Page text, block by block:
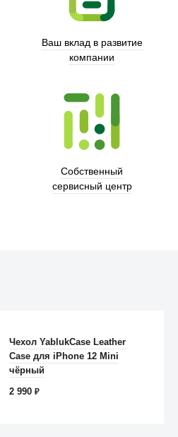
Anker
Ваш вклад в развитие
компании
Собственный
сервисный центр
Чехол YablukCase Leather
Case для iPhone 12 Mini
чёрный
2 990₽